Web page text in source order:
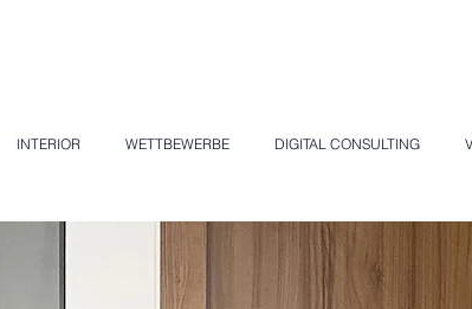
INTERIOR WETTBEWERBE DIGITAL CONSULTING